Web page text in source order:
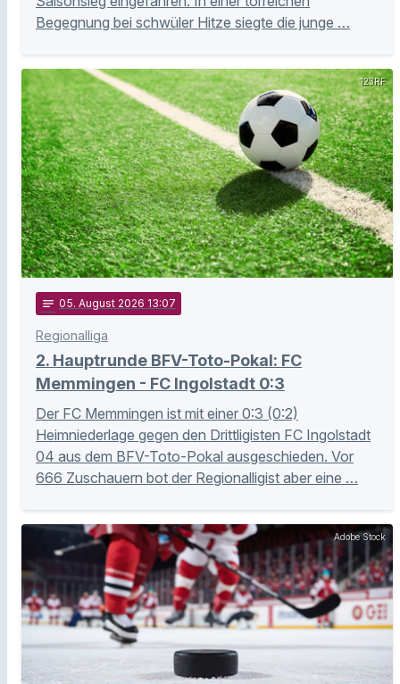
Begegnung bei schwüler Hitze siegte die junge …
123RF
notes 05. August 2026 13:07
Regionalliga
2. Hauptrunde BFV-Toto-Pokal: FC
Memmingen - FC Ingolstadt 0:3
Der FC Memmingen ist mit einer 0:3 (0:2)
Heimniederlage gegen den Drittligisten FC Ingolstadt
04 aus dem BFV-Toto-Pokal ausgeschieden. Vor
666 Zuschauern bot der Regionalligist aber eine …
Adobe Stock